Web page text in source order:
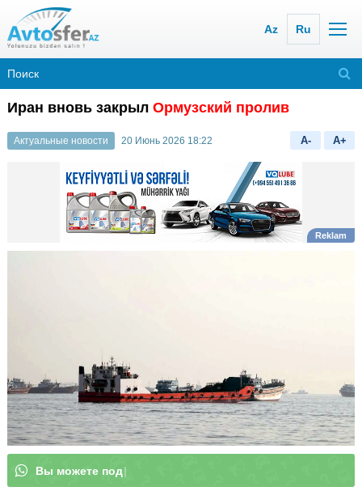
Az Ru
Иран вновь закрыл Ормузский пролив
Актуальные новости 20 Июнь 2026 18:22 A- A+
Вы мо|